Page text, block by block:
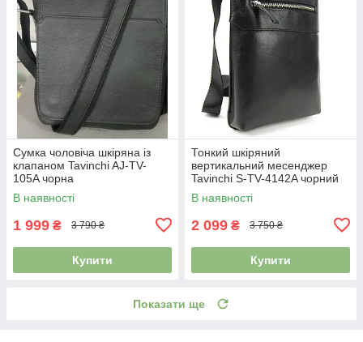
Сумка чоловіча шкіряна із
клапаном Tavinchi AJ-TV-
105A чорна
В наявності
1 999 ₴ 3 790 ₴
Купити
Тонкий шкіряний
вертикальний месенджер
Tavinchi S-TV-4142A чорний
В наявності
2 099 ₴ 3 750 ₴
Купити
Показати ще